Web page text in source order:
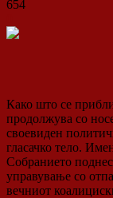
654
Како што се
продолжува со
своевиден
гласачко тело.
Собранието
управување со
вечниот